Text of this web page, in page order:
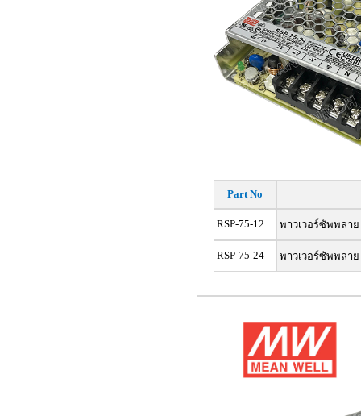
Part No
RSP-75-12 พาวเวอร์ซัพพลาย
RSP-75-24 พาวเวอร์ซัพพลาย